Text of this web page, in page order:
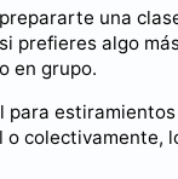
una
prefieres algo
en grupo.
para
o colectivamente,